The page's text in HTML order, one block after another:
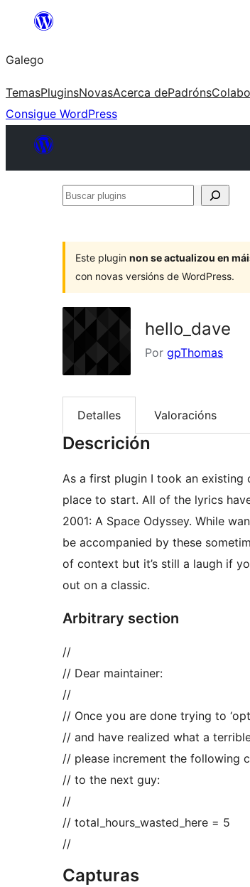
Saltar
contido
Galego
TemasPluginsNovasAcerca dePadróns
Consigue WordPress
Buscar
Este plugin non se actualizou en
con novas versións de WordPress.
hello_dave
Por gpThomas
Detalles Valoracións
Descrición
As a first plugin I took an existing
place to start. All of the lyrics
2001: A Space Odyssey. While
be accompanied by these
of context but it’s still a laugh if
out on a classic.
Arbitrary section
//
// Dear maintainer:
//
// Once you are done trying to
// and have realized what a
// please increment the following
// to the next guy:
//
// total_hours_wasted_here = 5
//
Capturas